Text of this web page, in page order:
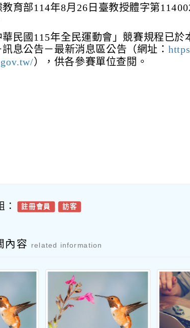
教育部114年8月26日臺教授體字第
華民國115年全民運動會」競賽規程已於
訊息公告－最新消息區公告（網址：
），供各參賽單位查閱。
註冊會員 訪客
內容 related information